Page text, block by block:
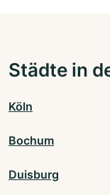
Städte in
Köln
Bochum
Duisburg